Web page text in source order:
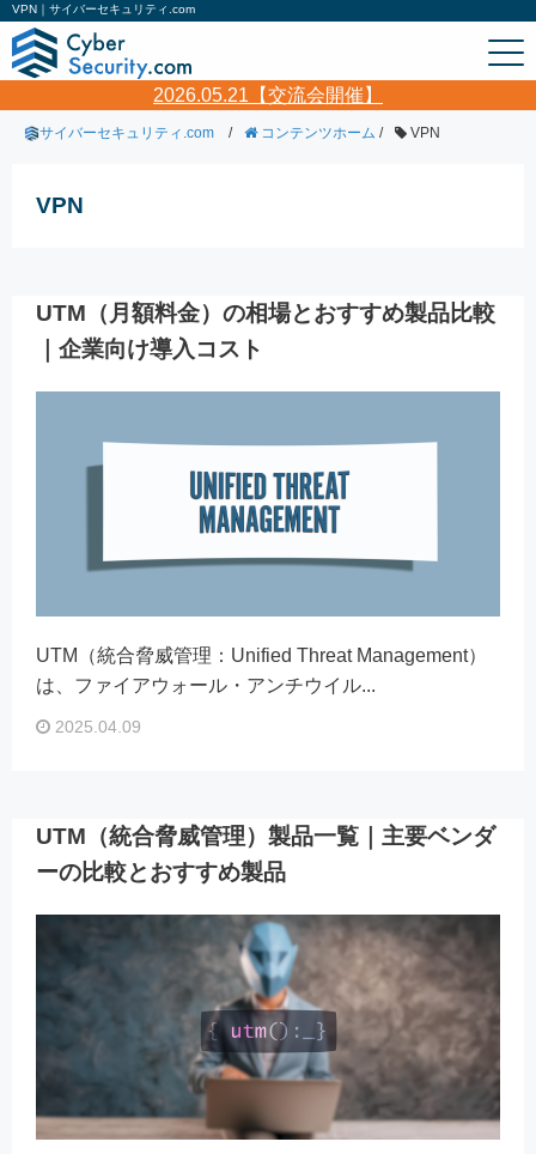
VPN｜サイバーセキュリティ.com
2026.05.21【交流会開催】
サイバーセキュリティ.com / コンテンツホーム / VPN
VPN
UTM（月額料金）の相場とおすすめ製品比較
｜企業向け導入コスト
UTM（統合脅威管理：Unified Threat Management）
は、ファイアウォール・アンチウイル...
2025.04.09
UTM（統合脅威管理）製品一覧｜主要ベンダ
ーの比較とおすすめ製品